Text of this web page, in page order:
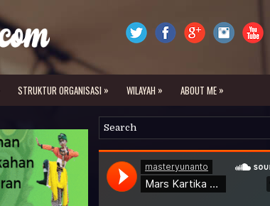
STRUKTUR ORGANISASI » WILAYAH » ABOUT ME »